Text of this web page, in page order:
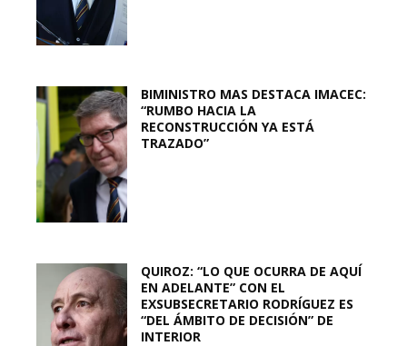
BIMINISTRO MAS DESTACA IMACEC:
“RUMBO HACIA LA
RECONSTRUCCIÓN YA ESTÁ
TRAZADO”
QUIROZ: “LO QUE OCURRA DE AQUÍ
EN ADELANTE” CON EL
EXSUBSECRETARIO RODRÍGUEZ ES
“DEL ÁMBITO DE DECISIÓN” DE
INTERIOR